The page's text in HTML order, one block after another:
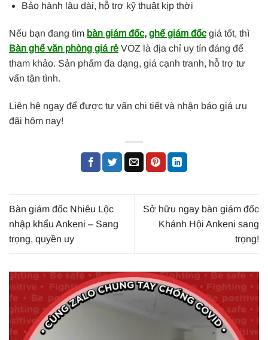
Bảo hành lâu dài, hỗ trợ kỹ thuật kịp thời
Nếu bạn đang tìm bàn giám đốc, ghế giám đốcgiá tốt, thì
Bàn ghế văn phòng giá rẻ VOZ là địa chỉ uy tín đáng để
tham khảo. Sản phẩm đa dạng, giá cạnh tranh, hỗ trợ tư
vấn tận tình.
Liên hệ ngay để được tư vấn chi tiết và nhận báo giá ưu
đãi hôm nay!
Bàn giám đốc Nhiêu Lộc
nhập khẩu Ankeni – Sang
trọng, quyền uy
Sở hữu ngay bàn giám đốc
Khánh Hội Ankeni sang
trọng!